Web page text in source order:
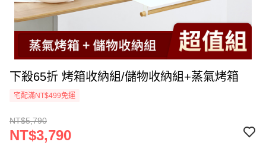
下殺65折 烤箱收納組/儲物收納組+蒸氣烤箱
宅配滿NT$499免運
NT$5,790
NT$3,790